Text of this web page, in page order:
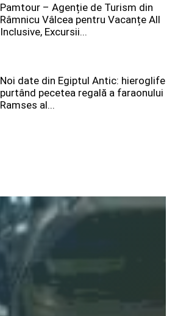
Pamtour – Agenție de Turism din
Râmnicu Vâlcea pentru Vacanțe All
Inclusive, Excursii...
Noi date din Egiptul Antic: hieroglife
purtând pecetea regală a faraonului
Ramses al...